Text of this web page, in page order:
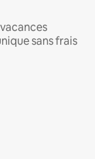
sans frais